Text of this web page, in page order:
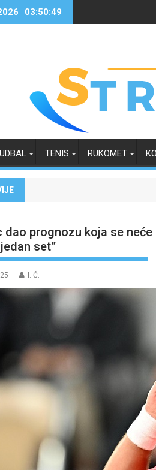
03:50:50
TENIS RUKOMET
dao prognozu koja se
set”
I. Ć.